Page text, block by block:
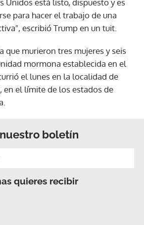
Unidos está listo, dispuesto y es
para hacer el trabajo de una
escribió Trump en un tuit.
que murieron tres mujeres y seis
mormona establecida en el
el lunes en la localidad de
en el límite de los estados de
boletín
quieres recibir